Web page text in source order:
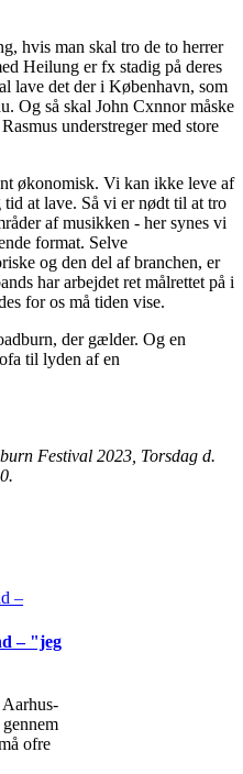
hvis man skal tro de to herrer
Heilung er fx stadig på deres
lave det der i København, som
Og så skal John Cxnnor måske
understreger med store
økonomisk. Vi kan ikke leve af
at lave. Så vi er nødt til at tro
af musikken - her synes vi
format. Selve
og den del af branchen, er
har arbejdet ret målrettet på i
for os må tiden vise.
der gælder. Og en
til lyden af en
Festival 2023, Torsdag d.
– "jeg
ofre